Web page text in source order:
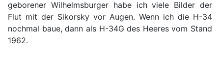
geborener Wilhelmsburger habe ich viele Bilder der
Flut mit der Sikorsky vor Augen. Wenn ich die H-34
nochmal baue, dann als H-34G des Heeres vom Stand
1962.